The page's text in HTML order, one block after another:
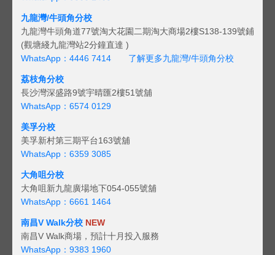
九龍灣/牛頭角分校
九龍灣牛頭角道77號淘大花園二期淘大商場2樓S138-139號鋪
(觀塘綫九龍灣站2分鐘直達 )
WhatsApp：4446 7414
了解更多九龍灣/牛頭角分校
荔枝角分校
長沙灣深盛路9號宇晴匯2樓51號舖
WhatsApp：6574 0129
美孚分校
美孚新村第三期平台163號舖
WhatsApp：6359 3085
大角咀分校
大角咀新九龍廣場地下054-055號舖
WhatsApp：6661 1464
南昌V Walk分校 NEW
南昌V Walk商場，預計十月投入服務
WhatsApp：9383 1960